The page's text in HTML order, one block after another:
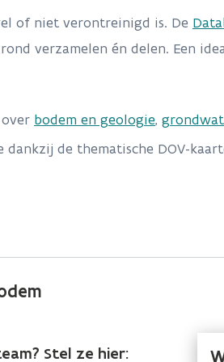
of niet verontreinigd is. De
verzamelen én delen. Een
bodem en geologie,
dankzij de thematische DOV-
Stel ze hier: